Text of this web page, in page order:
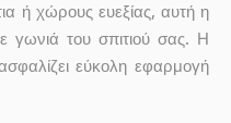
ή χώρους ευεξίας, αυτή η
γωνιά του σπιτιού σας. Η
εύκολη εφαρμογή